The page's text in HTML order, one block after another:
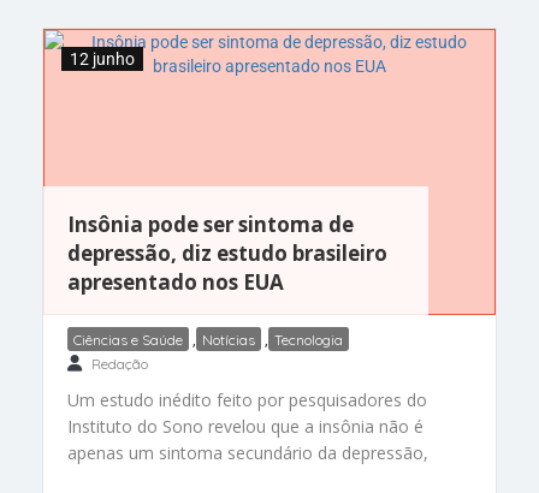
Insônia pode ser sintoma de
depressão, diz estudo brasileiro
apresentado nos EUA
12 junho
Ciências e Saúde , Notícias , Tecnologia
Redação
Um estudo inédito feito por pesquisadores do
Instituto do Sono revelou que a insônia não é
apenas um sintoma secundário da depressão,